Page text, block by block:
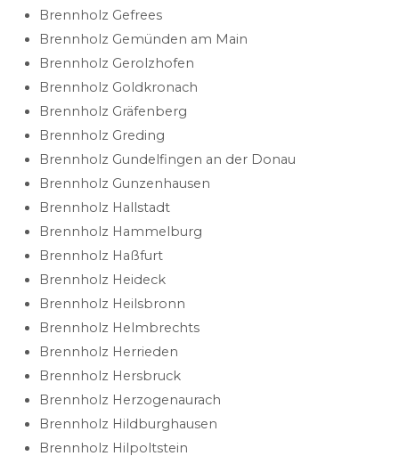
Brennholz Gefrees
Brennholz Gemünden am Main
Brennholz Gerolzhofen
Brennholz Goldkronach
Brennholz Gräfenberg
Brennholz Greding
Brennholz Gundelfingen an der Donau
Brennholz Gunzenhausen
Brennholz Hallstadt
Brennholz Hammelburg
Brennholz Haßfurt
Brennholz Heideck
Brennholz Heilsbronn
Brennholz Helmbrechts
Brennholz Herrieden
Brennholz Hersbruck
Brennholz Herzogenaurach
Brennholz Hildburghausen
Brennholz Hilpoltstein